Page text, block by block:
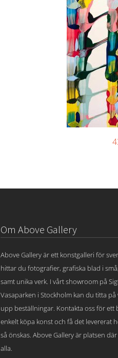
Om Above Gallery
Above Gallery är ett konstgalleri för
hittar du fotografier, grafiska blad i
samt unika verk. I vårt showroom på
Vasaparken i Stockholm kan du titta
upp beställningar. Kontakta oss för ett
enkelt köpa konst och få det levererat
så önskas. Above Gallery är platsen
alla.